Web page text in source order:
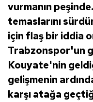
vurmanın
temaslarını
için flaş bir iddia
Trabzonspor'un
Kouyate'nin
gelişmenin
karşı atağa